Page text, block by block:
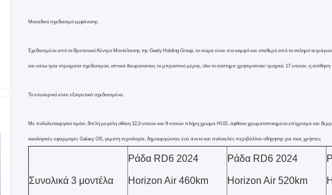
Μοναδικό σχεδιασμό εμφάνισης
Σχεδιασμένο από το Βρετανικό Κέντρο Μοντέλασης της Geely Holding Group, το σώμα είναι πιο κομψό και σταθερό από το σκληρό
και κάτω τρία στρώματα σχεδιασμού, οπτικά διευρύνοντας το μπροστινό μέρος, όλο το σύστημα χρησιμοποιεί τροχούς 17 ιντσών, η αίσθηση
Το εσωτερικό είναι εξαιρετικά σχεδιασμένο.
Με πολυλειτουργικό τιμόνι, διπλή μεγάλη οθόνη 12,3 ιντσών και 9 ιντσών πλήρη χρώμα HUD, άφθονο χρωματοποιημένο επίχρισμα και
οικολογικές εφαρμογές Galaxy OS, γεμάτη τεχνολογία, δημιουργώντας ένα άνετο και πολυτελές περιβάλλον οδήγησης για τους χρήστες
Συνολικά 3 μοντέλα
Ράδα RD6 2024
Horizon Air 460km
Ράδα RD6 2024
Horizon Air 520km